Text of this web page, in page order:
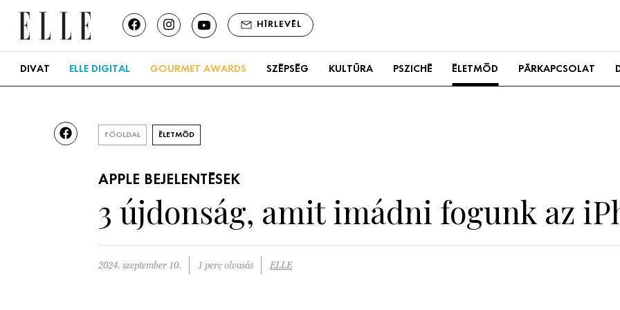
HÍRLEVÉL
DIVAT ELLE DIGITAL GOURMET AWARDS SZÉPSÉG KULTÚRA PSZICHÉ ÉLETMÓD PÁRKAPCSOLAT
FŐOLDAL ÉLETMÓD
APPLE BEJELENTÉSEK
3 újdonság, amit imádni fogunk az
2024. szeptember 10. 1 perc olvasás ELLE